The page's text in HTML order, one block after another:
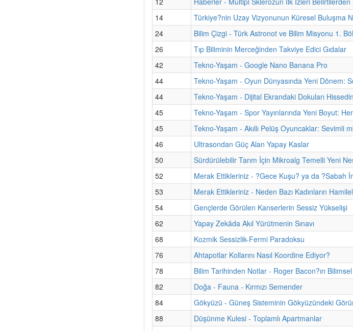
14
Türkiye?nin Uzay Vizyonunun Küresel Buluşma
24
Bilim Çizgi - Türk Astronot ve Bilim Misyonu 1.
26
Tıp Biliminin Merceğinden Takviye Edici Gıdalar
42
Tekno-Yaşam - Google Nano Banana Pro
44
Tekno-Yaşam - Oyun Dünyasında Yeni Dönem:
44
Tekno-Yaşam - Dijital Ekrandaki Dokuları Hissedin
45
Tekno-Yaşam - Spor Yayınlarında Yeni Boyut:
45
Tekno-Yaşam - Akıllı Pelüş Oyuncaklar: Sevimli
46
Ultrasondan Güç Alan Yapay Kaslar
50
Sürdürülebilir Tarım İçin Mikroalg Temelli Yeni
52
Merak Ettikleriniz - ?Gece Kuşu? ya da ?Sabah
53
Merak Ettikleriniz - Neden Bazı Kadınların
54
Gençlerde Görülen Kanserlerin Sessiz Yükselişi
62
Yapay Zekâda Akıl Yürütmenin Sınavı
68
Kozmik Sessizlik-Fermi Paradoksu
76
Ahtapotlar Kollarını Nasıl Koordine Ediyor?
78
Bilim Tarihinden Notlar - Roger Bacon?ın Bilimsel
82
Doğa - Fauna - Kırmızı Semender
84
Gökyüzü - Güneş Sisteminin Gökyüzündeki
88
Düşünme Kulesi - Toplamlı Apartmanlar